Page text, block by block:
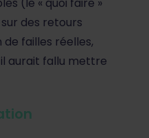
des retours
de failles réelles,
aurait fallu mettre